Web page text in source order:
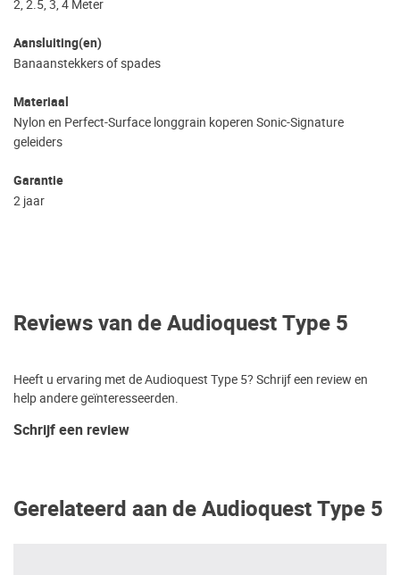
2, 2.5, 3, 4 Meter
Aansluiting(en)
Banaanstekkers of spades
Materiaal
Nylon en Perfect-Surface longgrain koperen Sonic-Signature
geleiders
Garantie
2 jaar
Reviews van de Audioquest Type 5
Heeft u ervaring met de Audioquest Type 5? Schrijf een review en
help andere geïnteresseerden.
Schrijf een review
Gerelateerd aan de Audioquest Type 5